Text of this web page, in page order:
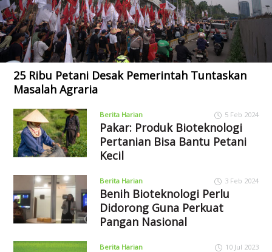
25 Ribu Petani Desak Pemerintah Tuntaskan
Masalah Agraria
Berita Harian 5 Feb 2024
Pakar: Produk Bioteknologi
Pertanian Bisa Bantu Petani
Kecil
Berita Harian 3 Feb 2024
Benih Bioteknologi Perlu
Didorong Guna Perkuat
Pangan Nasional
Berita Harian 10 Jul 2023